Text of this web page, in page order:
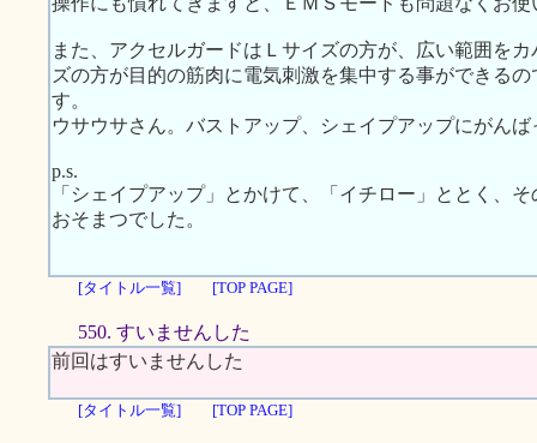
また、アクセルガードはＬサイズの方が、広い範囲を
ズの方が目的の筋肉に電気刺激を集中する事ができる
す。
ウサウサさん。バストアップ、シェイプアップにがん
p.s.
「シェイプアップ」とかけて、「イチロー」ととく、
おそまつでした。
[タイトル一覧] [TOP PAGE]
550. すいませんした
前回はすいませんした
[タイトル一覧] [TOP PAGE]